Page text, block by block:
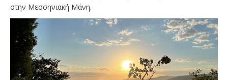
στην Μεσσηνιακή Μάνη.